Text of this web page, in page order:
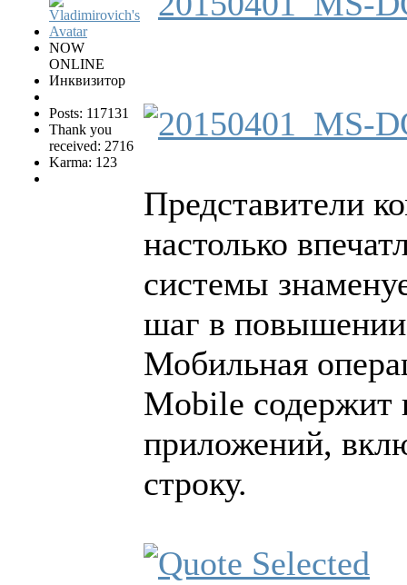
NOW
ONLINE
Инквизитор
Posts: 117131
Thank you
received: 2716
Karma: 123
Представители
настолько
системы
шаг в повышении
Мобильная
Mobile содержит
приложений,
строку.